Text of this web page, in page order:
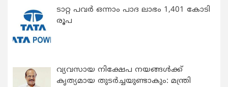
ടാറ്റ പവർ ഒന്നാം പാദ ലാഭം 1,401 കോടി
രൂപ
വ്യവസായ നിക്ഷേപ നയങ്ങള്‍ക്ക്
കൃത്യമായ തുടര്‍ച്ചയുണ്ടാകും: മന്ത്രി